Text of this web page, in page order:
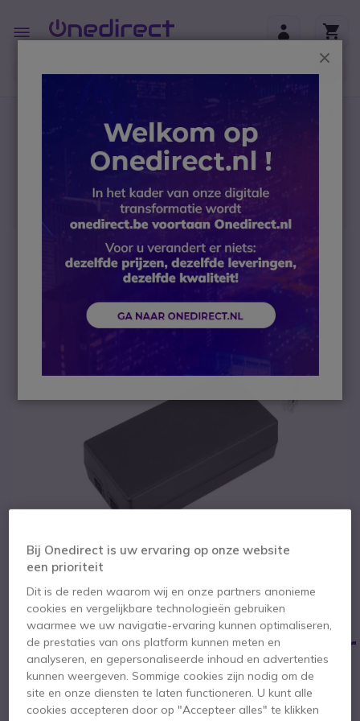
Toggle
Nav
btw)
Telefoontoestellen
Accessoires
Opladers en Batterijen
Siemens Openstage Netspanningsadapter
Siemens Openstage
Netspanningsadapter
SKU SIOPENALIM // Referentie fabrikant: L30250-F600-C141
Standaard adapter voor Openstage en Optipoint
410-reeks
Ga naar het begin van de afbeeldingen-gallerij
Bij Onedirect is uw ervaring op onze website
een prioriteit
Dit is de reden waarom wij en onze partners anonieme
cookies en vergelijkbare technologieën gebruiken
waarmee we uw navigatie-ervaring kunnen optimaliseren,
de prestaties van ons platform kunnen meten en
analyseren, en gepersonaliseerde inhoud en advertenties
kunnen weergeven. Sommige cookies zijn nodig om de
site en onze diensten te laten functioneren. U kunt alle
cookies accepteren door op "Accepteer alles" te klikken